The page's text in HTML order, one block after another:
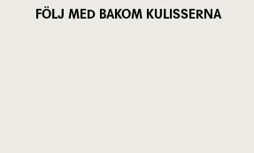
FÖLJ MED BAKOM KULISSERNA